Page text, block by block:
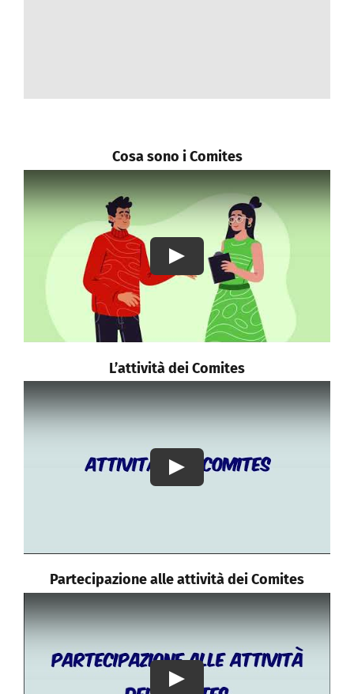
REGISTRATI
Cosa sono i Comites
Play
L’attività dei Comites
Play
Partecipazione alle attività dei Comites
Play